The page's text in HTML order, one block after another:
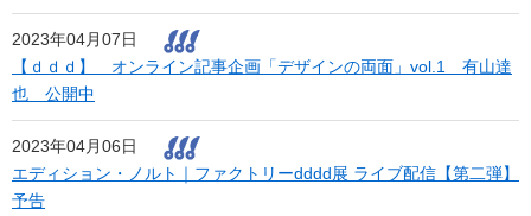
2023年04月07日
【ｄｄｄ】 オンライン記事企画「デザインの両面」vol.1 有山達
也 公開中
2023年04月06日
エディション・ノルト｜ファクトリーdddd展 ライブ配信【第二弾】
予告